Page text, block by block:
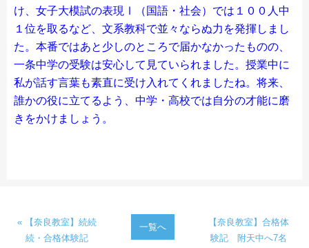
け、女子大模試の表現Ⅰ（国語・社会）では１００人中
１位を取るなど、文系教科で並々ならぬ力を発揮しまし
た。本番ではあと少しのところで届かなかったものの、
一条中学の受験は安心して見ていられました。授業中に
私が話す言葉も素直に受け入れてくれましたね。将来、
誰かの役に立てるよう、中学・高校では自分の才能に磨
きをかけましょう。
« 【奈良教室】続続
続・合格体験記
一覧へ
【奈良教室】合格体
験記 附天中へ7名